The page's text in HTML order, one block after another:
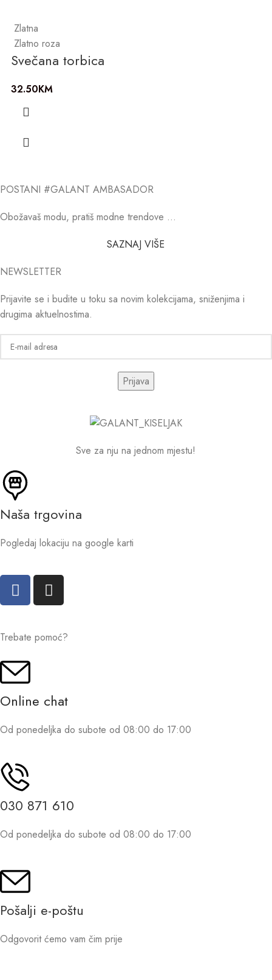
Zlatna
Zlatno roza
Svečana torbica
32.50KM
POSTANI #GALANT AMBASADOR
Obožavaš modu, pratiš modne trendove …
SAZNAJ VIŠE
NEWSLETTER
Prijavite se i budite u toku sa novim kolekcijama, sniženjima i
drugima aktuelnostima.
Sve za nju na jednom mjestu!
Naša trgovina
Pogledaj lokaciju na google karti
Trebate pomoć?
Online chat
Od ponedeljka do subote od 08:00 do 17:00
030 871 610
Od ponedeljka do subote od 08:00 do 17:00
Pošalji e-poštu
Odgovorit ćemo vam čim prije